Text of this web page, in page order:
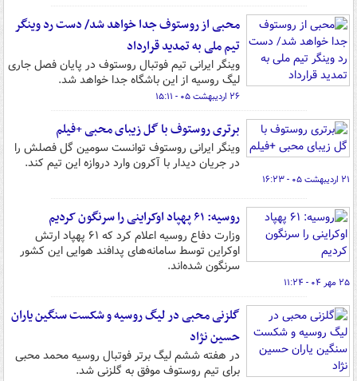
محبی از روستوف جدا خواهد شد/ دست رد وینگر
تیم ملی به تمدید قرارداد
وینگر ایرانی تیم فوتبال روستوف در پایان فصل جاری
لیگ روسیه از این باشگاه جدا خواهد شد.
۲۶ اردیبهشت ۰۵ - ۱۵:۱۱
برتری روستوف با گل زیبای محبی +فیلم
وینگر ایرانی روستوف توانست سومین گل فصلش را
در جریان دیدار با آکرون وارد دروازه این تیم کند.
۲۱ اردیبهشت ۰۵ - ۱۶:۲۳
روسیه: ۶۱ پهپاد اوکراینی را سرنگون کردیم
وزارت دفاع روسیه اعلام کرد که ۶۱ پهپاد ارتش
اوکراین توسط سامانه‌های پدافند هوایی این کشور
سرنگون شده‌اند.
۲۵ مهر ۰۴ - ۱۱:۲۴
گلزنی محبی در لیگ روسیه و شکست سنگین یاران
حسین نژاد
در هفته ششم لیگ برتر فوتبال روسیه محمد محبی
برای تیم روستوف موفق به گلزنی شد.